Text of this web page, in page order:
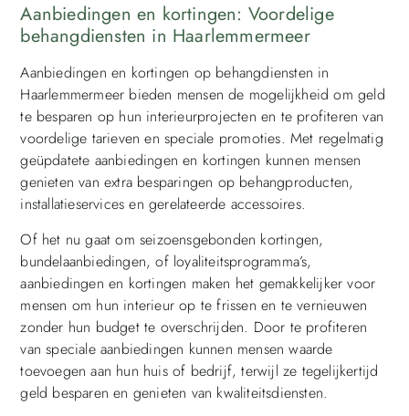
Aanbiedingen en kortingen: Voordelige
behangdiensten in Haarlemmermeer
Aanbiedingen en kortingen op behangdiensten in
Haarlemmermeer bieden mensen de mogelijkheid om geld
te besparen op hun interieurprojecten en te profiteren van
voordelige tarieven en speciale promoties. Met regelmatig
geüpdatete aanbiedingen en kortingen kunnen mensen
genieten van extra besparingen op behangproducten,
installatieservices en gerelateerde accessoires.
Of het nu gaat om seizoensgebonden kortingen,
bundelaanbiedingen, of loyaliteitsprogramma’s,
aanbiedingen en kortingen maken het gemakkelijker voor
mensen om hun interieur op te frissen en te vernieuwen
zonder hun budget te overschrijden. Door te profiteren
van speciale aanbiedingen kunnen mensen waarde
toevoegen aan hun huis of bedrijf, terwijl ze tegelijkertijd
geld besparen en genieten van kwaliteitsdiensten.